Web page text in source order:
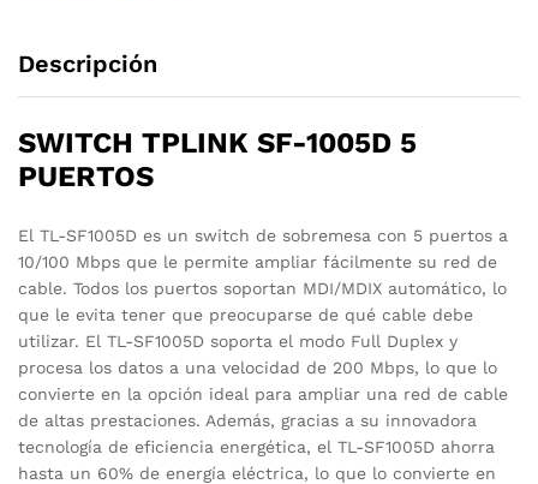
Descripción
SWITCH TPLINK SF-1005D 5
PUERTOS
El TL-SF1005D es un switch de sobremesa con 5 puertos a
10/100 Mbps que le permite ampliar fácilmente su red de
cable. Todos los puertos soportan MDI/MDIX automático, lo
que le evita tener que preocuparse de qué cable debe
utilizar. El TL-SF1005D soporta el modo Full Duplex y
procesa los datos a una velocidad de 200 Mbps, lo que lo
convierte en la opción ideal para ampliar una red de cable
de altas prestaciones. Además, gracias a su innovadora
tecnología de eficiencia energética, el TL-SF1005D ahorra
hasta un 60% de energía eléctrica, lo que lo convierte en